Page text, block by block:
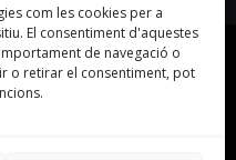
com les cookies per a
El consentiment d'aquestes
de navegació o
o retirar el consentiment, pot